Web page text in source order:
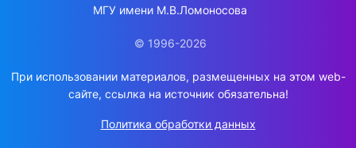
МГУ имени М.В.Ломоносова
© 1996-2026
При использовании материалов, размещенных на этом web-
сайте, ссылка на источник обязательна!
Политика обработки данных